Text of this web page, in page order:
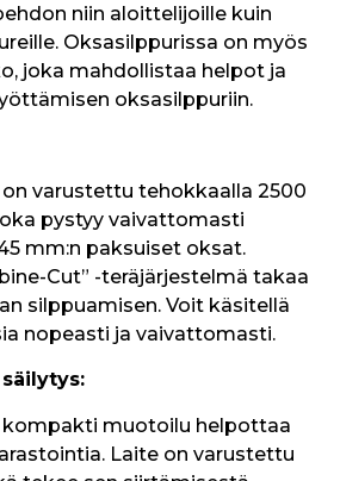
niin aloittelijoille kuin
Oksasilppurissa on myös
joka mahdollistaa helpot ja
oksasilppuriin.
varustettu tehokkaalla 2500
pystyy vaivattomasti
mm:n paksuiset oksat.
Cut” -teräjärjestelmä takaa
silppuamisen. Voit käsitellä
nopeasti ja vaivattomasti.
kompakti muotoilu helpottaa
Laite on varustettu